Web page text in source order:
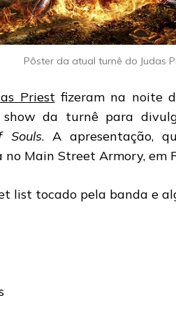
Pôster da atual turnê do Judas
Priest fizeram na noite
da turnê para
Souls. A apresentação,
no Main Street Armory, em
list tocado pela banda e